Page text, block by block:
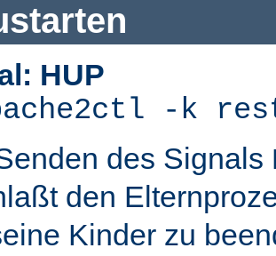
HUP
-k
des Signals
den
Kinder zu